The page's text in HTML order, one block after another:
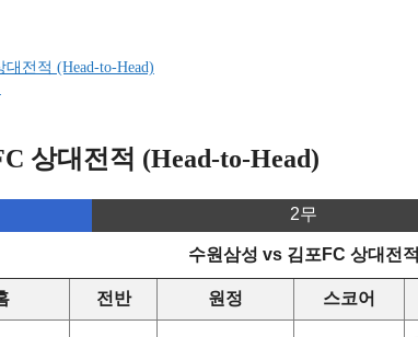
전적 (Head-to-Head)
상대전적 (Head-to-Head)
2무
수원삼성 vs 김포FC 상대전적
전반 원정 스코어